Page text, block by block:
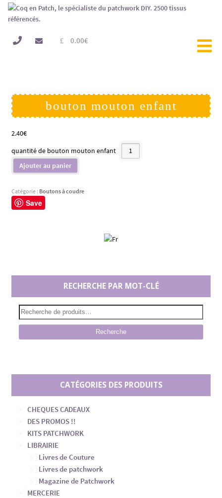
0.00€
bouton mouton enfant
2.40€
quantité de bouton mouton enfant
Ajouter au panier
Catégorie : Boutons à coudre
Save
RECHERCHE PAR MOT-CLÉ
Recherche
CATÉGORIES DES PRODUITS
CHEQUES CADEAUX
DES PROMOS !!
KITS PATCHWORK
LIBRAIRIE
Livres de Couture
Livres de patchwork
Magazine de Patchwork
MERCERIE